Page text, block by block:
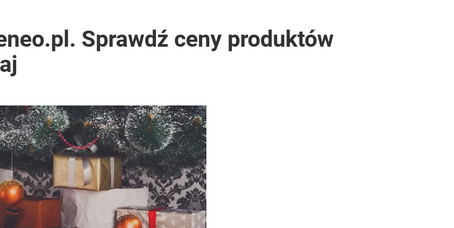
dwa miliony złotych
przekazują sobie nieruchomości
cenami nad morzem
Sprawdź ceny produktów